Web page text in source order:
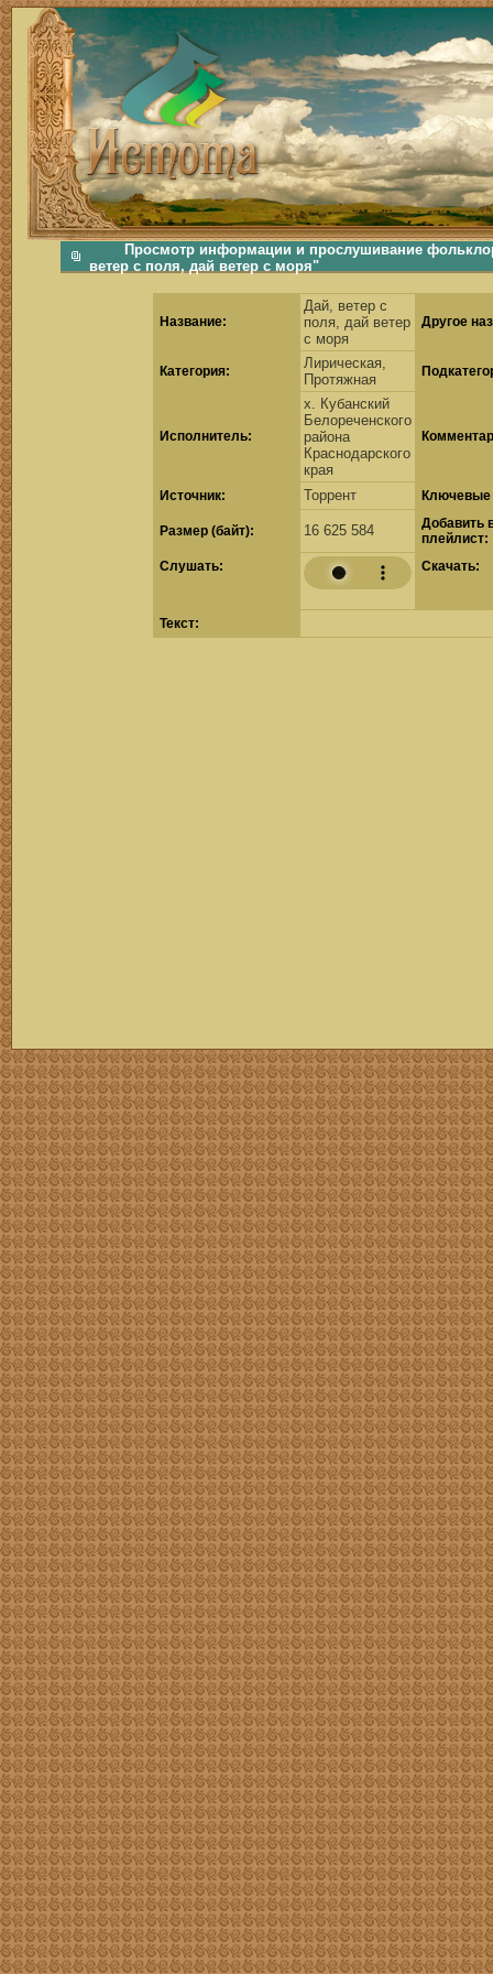
фольклорная музыка, фольклор хороводы бабушки русские народные песни послушать скачать каталог фольклора Скачать Поиск музыки, поиск фольклора, искать песни, как пели
Просмотр информации и прослушивание
ветер с поля, дай ветер с моря"
Название:
Дай, ветер с
поля, дай ветер
с моря
Другое
Категория:
Лирическая,
Протяжная
Исполнитель:
х. Кубанский
Белореченского
района
Краснодарского
края
Источник: Торрент Ключевые
Размер (байт): 16 625 584
Добавить
плейлист:
Cлушать:
Скачать:
Текст:
скачать mp3 бесплатно мп3,Россия,патриот,сохранение традиций,великая страна,история,тексты песен, описание песен, удобный каталог mp3 фольклора